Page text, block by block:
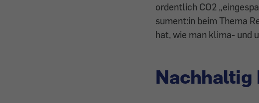
ordentlich CO2
sument:in beim Thema
hat, wie man klima- und
Nachhaltig